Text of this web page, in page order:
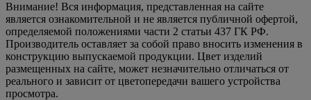
Внимание! Вся информация, представленная на сайте
является ознакомительной и не является публичной офертой,
определяемой положениями части 2 статьи 437 ГК РФ.
Производитель оставляет за собой право вносить изменения в
конструкцию выпускаемой продукции. Цвет изделий
размещенных на сайте, может незначительно отличаться от
реального и зависит от цветопередачи вашего устройства
просмотра.